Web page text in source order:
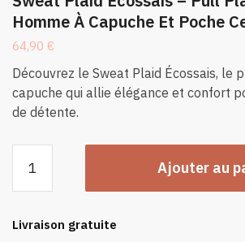
Homme À Capuche Et Poche
64,90 €
Découvrez le Sweat Plaid Écossais, le
capuche qui allie élégance et confort
de détente.
Sweat
Écossais
Ajouter au
Livraison gratuite